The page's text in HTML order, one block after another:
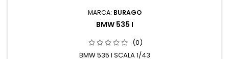
MARCA: BURAGO
BMW 535 I
(0)
BMW 535 I SCALA 1/43